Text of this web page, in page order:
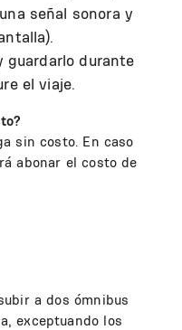
señal sonora y
guardarlo durante
el viaje.
sin costo. En caso
abonar el costo de
a dos ómnibus
exceptuando los